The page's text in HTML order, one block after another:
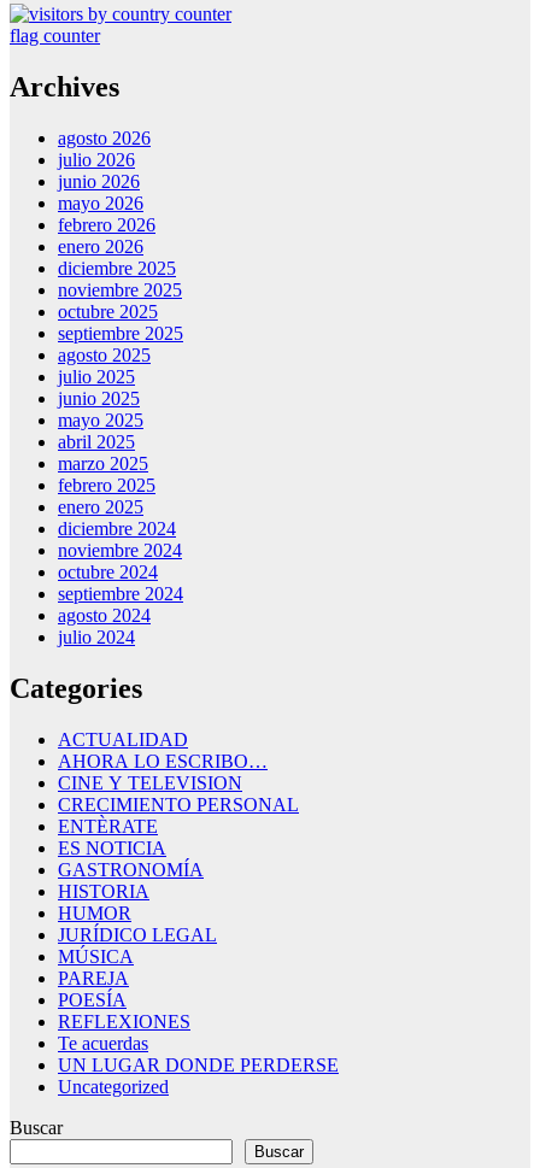
flag counter
Archives
agosto 2026
julio 2026
junio 2026
mayo 2026
febrero 2026
enero 2026
diciembre 2025
noviembre 2025
octubre 2025
septiembre 2025
agosto 2025
julio 2025
junio 2025
mayo 2025
abril 2025
marzo 2025
febrero 2025
enero 2025
diciembre 2024
noviembre 2024
octubre 2024
septiembre 2024
agosto 2024
julio 2024
Categories
ACTUALIDAD
AHORA LO ESCRIBO…
CINE Y TELEVISION
CRECIMIENTO PERSONAL
ENTÈRATE
ES NOTICIA
GASTRONOMÍA
HISTORIA
HUMOR
JURÍDICO LEGAL
MÚSICA
PAREJA
POESÍA
REFLEXIONES
Te acuerdas
UN LUGAR DONDE PERDERSE
Uncategorized
Buscar
Buscar